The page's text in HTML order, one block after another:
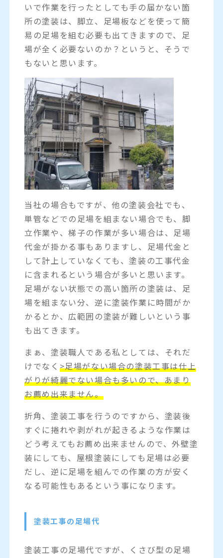
いで作業を行ったとしても手の届かない箇
所の塗装は、脚立、足場板などを使って簡
易の足場を組む必要も出てきますので、足
場が全く必要ないのか？というと、そうで
もないと思います。
当社の場合もですが、他の塗装会社でも、
単管などでの足場を組まない場合でも、脚
立作業や、梯子の作業が多い場合は、足場
代金が掛かる事もありますし、足場代金と
して計上していなくても、塗装の工事代金
に含まれるという場合が多いと思います。
足場がない状態での高い箇所の塗装は、足
場を組まない分、逆に塗装作業に時間がか
かるとか、広範囲の塗装が難しいという事
も出てきます。
まぁ、塗装職人である私としては、それだ
けでなく >足場がない場合の塗装工事は仕上
がりが綺麗でない場合も多いので、あまり
お薦め出来ません。
折角、塗装工事を行うのですから、塗装後
すぐに捲れや剥がれが起きるような作業は
どう考えてもお薦め出来ませんので、外壁塗
装にしても、屋根塗装にしても足場は必要
だし、逆に足場を組んでの作業の方が安く
なる可能性もあるという事になります。
塗装工事の足場代
塗装工事の足場代ですが、くさび型の足場